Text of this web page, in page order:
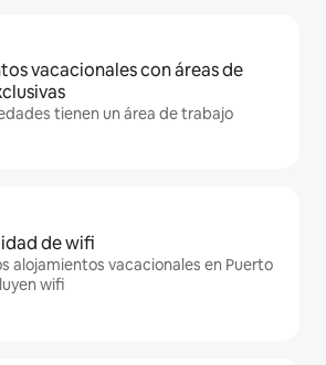
vacacionales con áreas de
tienen un área de trabajo
de wifi
alojamientos vacacionales en Puerto
wifi